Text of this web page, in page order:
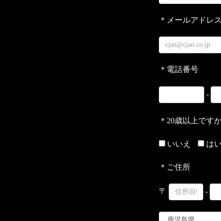
＊メールアドレス
＊電話番号
-
＊20歳以上です
いいえ はい
＊ご住所
〒 -